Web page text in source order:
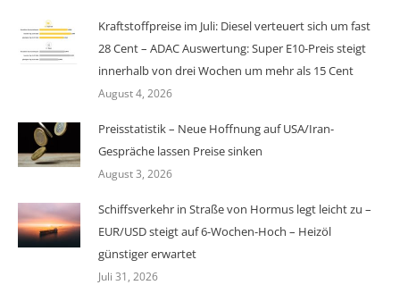
Kraftstoffpreise im Juli: Diesel verteuert sich um fast
28 Cent – ADAC Auswertung: Super E10-Preis steigt
innerhalb von drei Wochen um mehr als 15 Cent
August 4, 2026
Preisstatistik – Neue Hoffnung auf USA/Iran-
Gespräche lassen Preise sinken
August 3, 2026
Schiffsverkehr in Straße von Hormus legt leicht zu –
EUR/USD steigt auf 6-Wochen-Hoch – Heizöl
günstiger erwartet
Juli 31, 2026